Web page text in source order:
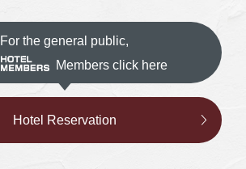
For the general public,
Members click here
Hotel Reservation